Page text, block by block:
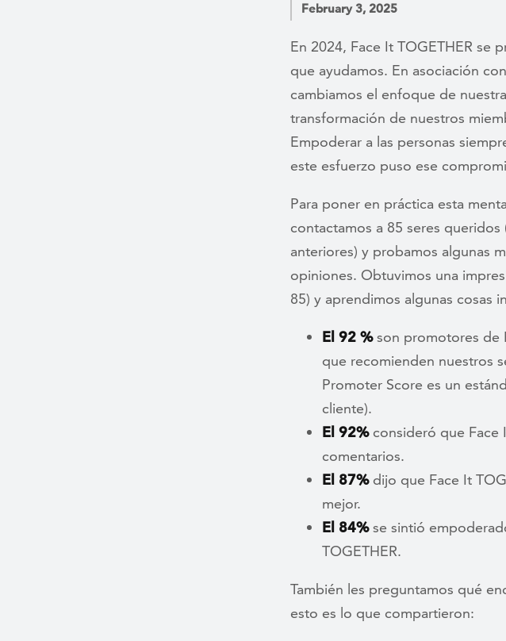
February 3, 2025
En 2024, Face It TOGETHER se
que ayudamos. En asociación
cambiamos el enfoque de
transformación de nuestros
Empoderar a las personas
este esfuerzo puso ese
Para poner en práctica esta
contactamos a 85 seres
anteriores) y probamos algunas
opiniones. Obtuvimos una
85) y aprendimos algunas cosas
El 92 %son promotores de
que recomienden nuestros
Promoter Score es un
cliente).
El 92%consideró que Face
comentarios.
El 87%dijo que Face It
mejor.
El 84%se sintió
TOGETHER.
También les preguntamos qué
esto es lo que compartieron: